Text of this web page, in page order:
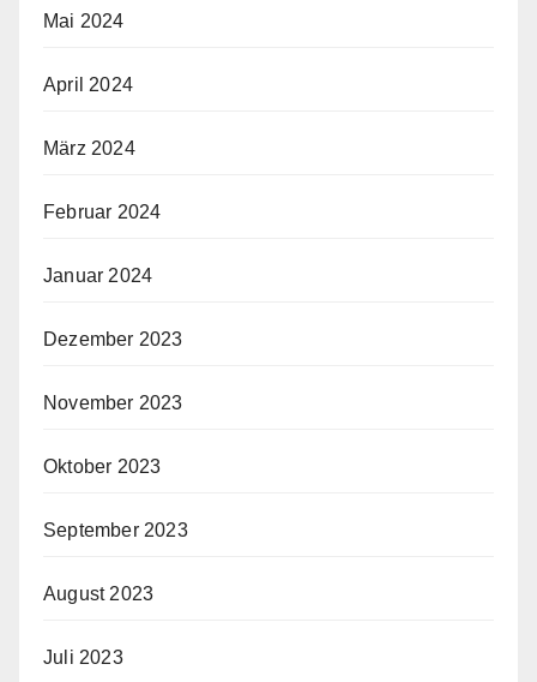
Mai 2024
April 2024
März 2024
Februar 2024
Januar 2024
Dezember 2023
November 2023
Oktober 2023
September 2023
August 2023
Juli 2023